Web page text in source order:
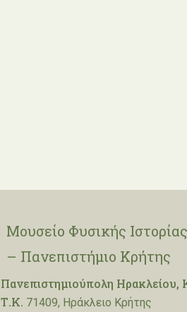
Μουσείο Φυσικής
– Πανεπιστήμιο Κρήτης
Πανεπιστημιούπολη
Τ.Κ. 71409, Ηράκλειο Κρήτης